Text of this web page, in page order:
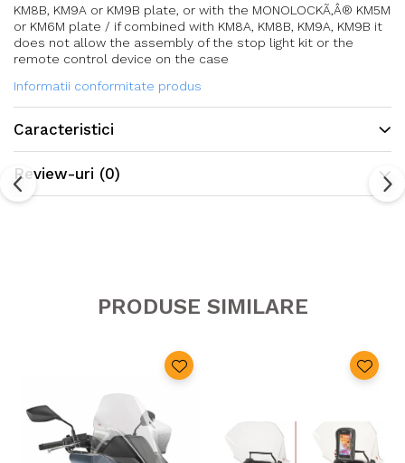
KM8B, KM9A or KM9B plate, or with the MONOLOCKÃ‚Â® KM5M
or KM6M plate / if combined with KM8A, KM8B, KM9A, KM9B it
does not allow the assembly of the stop light kit or the
remote control device on the case
Informatii conformitate produs
Caracteristici
Review-uri (0)
PRODUSE SIMILARE